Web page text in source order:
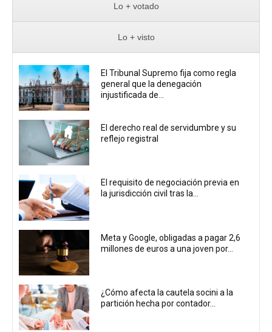
Lo + votado
Lo + visto
El Tribunal Supremo fija como regla
general que la denegación
injustificada de...
El derecho real de servidumbre y su
reflejo registral
El requisito de negociación previa en
la jurisdicción civil tras la...
Meta y Google, obligadas a pagar 2,6
millones de euros a una joven por...
¿Cómo afecta la cautela socini a la
partición hecha por contador...